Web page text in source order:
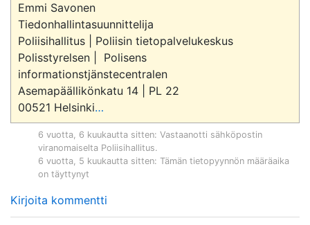
Emmi Savonen
Tiedonhallintasuunnittelija
Poliisihallitus | Poliisin tietopalvelukeskus
Polisstyrelsen |  Polisens
informationstjänstecentralen
Asemapäällikönkatu 14 | PL 22
00521 Helsinki…
6 vuotta, 6 kuukautta sitten: Vastaanotti sähköpostin
viranomaiselta Poliisihallitus.
6 vuotta, 5 kuukautta sitten: Tämän tietopyynnön määräaika
on täyttynyt
Kirjoita kommentti